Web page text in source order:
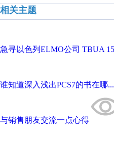
相关主题
急寻以色列ELMO公司 TBUA
谁知道深入浅出PCS7的书在哪...
与销售朋友交流一点心得